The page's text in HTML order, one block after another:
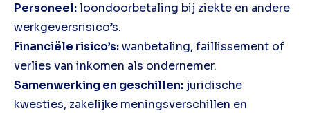
Personeel:loondoorbetaling bij ziekte en andere
werkgeversrisico’s.
Financiële risico’s:wanbetaling, faillissement of
verlies van inkomen als ondernemer.
Samenwerking en geschillen: juridische
kwesties, zakelijke meningsverschillen en